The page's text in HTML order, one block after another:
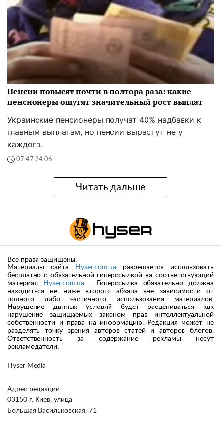
Пенсии повысят почти в полтора раза: какие
пенсионеры ощутят значительный рост выплат
Украинские пенсионеры получат 40% надбавки к
главным выплатам, но пенсии вырастут не у
каждого.
07:47 24.06
Читать дальше
Hyser Media
Адрес редакции
03150 г. Киев, улица
Большая Васильковская, 71
Все права защищены.
Материалы сайта
Hyser.com.ua разрешается использовать
бесплатно с обязательной гиперссылкой на соответствующий
материал
Hyser.com.ua . Гиперссылка обязательно должна
находиться не ниже второго абзаца вне зависимости от
полного либо частичного использования материалов.
Нарушение данных условий будет расцениваться как
нарушение защищаемых законом прав интеллектуальной
собственности и права на информацию. Редакция может не
разделять точку зрения авторов статей и авторов блогов.
Ответственность за содержание рекламы несут
рекламодатели.